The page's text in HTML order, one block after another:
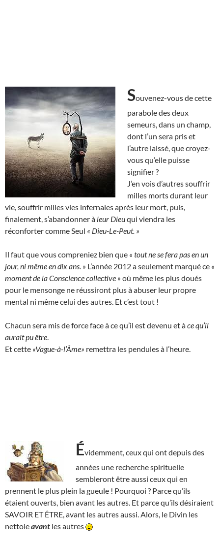
Souvenez-vous de cette
parabole des deux
semeurs, dans un champ,
dont l’un sera pris et
l’autre laissé, que croyez-
vous qu’elle puisse
signifier ?
J’en vois d’autres souffrir
milles morts durant leur
vie, souffrir milles vies infernales après leur mort, puis,
finalement, s’abandonner à leur Dieuqui viendra les
réconforter comme Seul « Dieu-Le-Peut. »
Il faut que vous compreniez bien que « tout ne se fera pas en un
jour, ni même en dix ans. » L’année 2012 a seulement marqué ce «
moment de la Conscience collective » où même les plus doués
pour le mensonge ne réussiront plus à abuser leur propre
mental ni même celui des autres. Et c’est tout !
Chacun sera mis de force face à ce qu’il est devenu et àce qu’il
aurait pu être
Et cette «Vague-à-l’Âme» remettra les pendules à l’heure.
Évidemment, ceux qui ont depuis des
années une recherche spirituelle
sembleront être aussi ceux qui en
prennent le plus plein la gueule ! Pourquoi ? Parce qu’ils
étaient ouverts, bien avant les autres. Et parce qu’ils désiraient
SAVOIR ET ÊTRE, avant les autres aussi. Alors, le Divin les
nettoieavant les autres